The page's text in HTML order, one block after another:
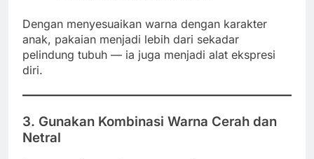
Dengan menyesuaikan warna dengan karakter
anak, pakaian menjadi lebih dari sekadar
pelindung tubuh — ia juga menjadi alat ekspresi
diri.
3. Gunakan Kombinasi Warna Cerah dan
Netral